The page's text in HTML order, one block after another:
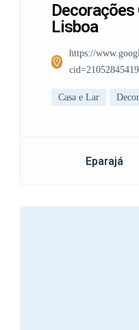
Decorações
Lisboa
https://
Casa e Lar
Eparajá